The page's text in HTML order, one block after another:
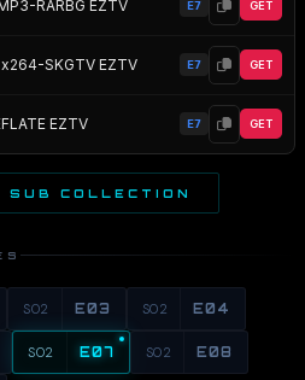
RARBG EZTV E7 GET
SKGTV EZTV E7 GET
EZTV E7 GET
COLLECTION
S02 E03 S02 E04
S02 E07 S02 E08